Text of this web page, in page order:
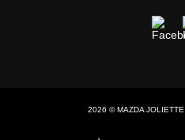
2026 © MAZDA JOLIETTE